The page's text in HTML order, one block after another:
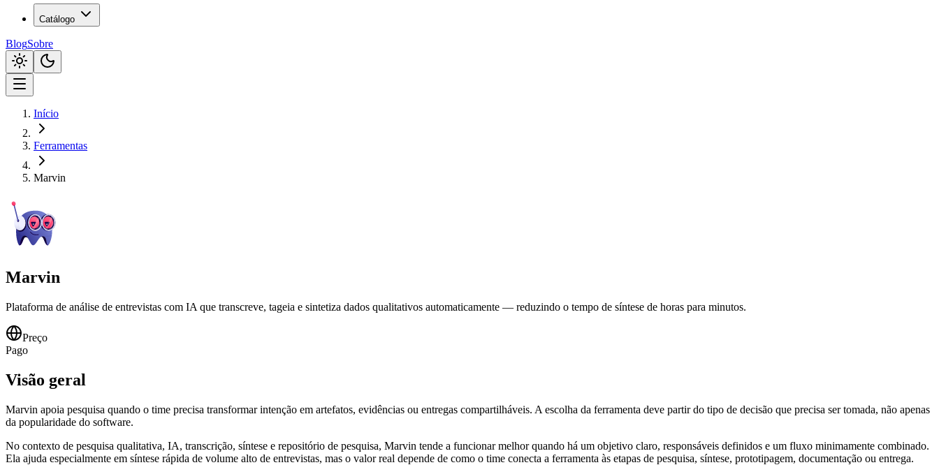
Catálogo
BlogSobre
Início
Ferramentas
Marvin
Marvin
Plataforma de análise de entrevistas com IA que transcreve, tageia e sintetiza dados qualitativos automaticamente — reduzindo o tempo de síntese de horas para minutos.
Preço
Pago
Visão geral
Marvin apoia pesquisa quando o time precisa transformar intenção em artefatos, evidências ou entregas compartilháveis. A escolha da ferramenta deve partir do tipo de decisão que precisa ser tomada, não apenas
da popularidade do software.
No contexto de pesquisa qualitativa, IA, transcrição, síntese e repositório de pesquisa, Marvin tende a funcionar melhor quando há um objetivo claro, responsáveis definidos e um fluxo minimamente combinado.
Ela ajuda especialmente em síntese rápida de volume alto de entrevistas, mas o valor real depende de como o time conecta a ferramenta às etapas de pesquisa, síntese, prototipagem, documentação ou entrega.